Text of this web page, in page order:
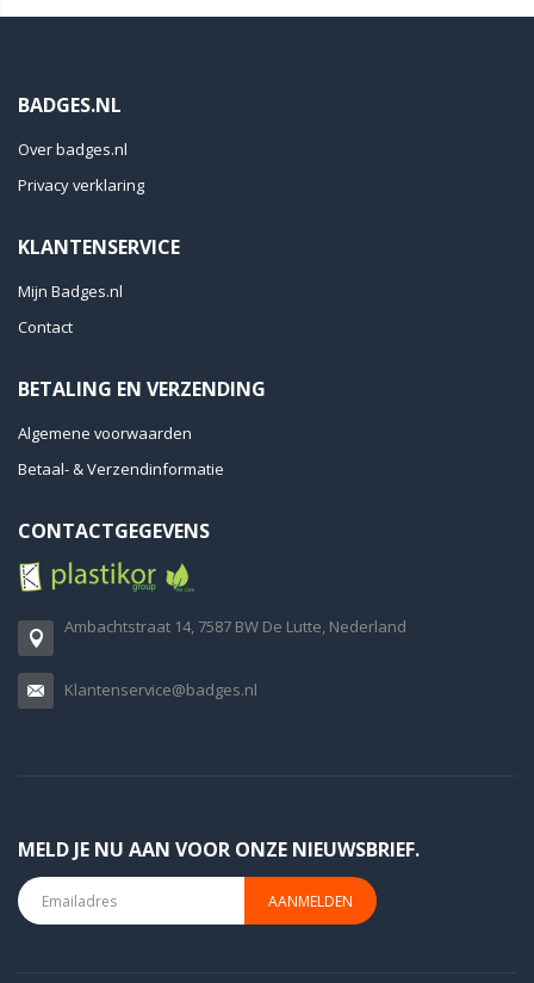
BADGES.NL
Over badges.nl
Privacy verklaring
KLANTENSERVICE
Mijn Badges.nl
Contact
BETALING EN VERZENDING
Algemene voorwaarden
Betaal- & Verzendinformatie
CONTACTGEGEVENS
Ambachtstraat 14, 7587 BW De Lutte, Nederland
Klantenservice@badges.nl
MELD JE NU AAN VOOR ONZE NIEUWSBRIEF.
AANMELDEN